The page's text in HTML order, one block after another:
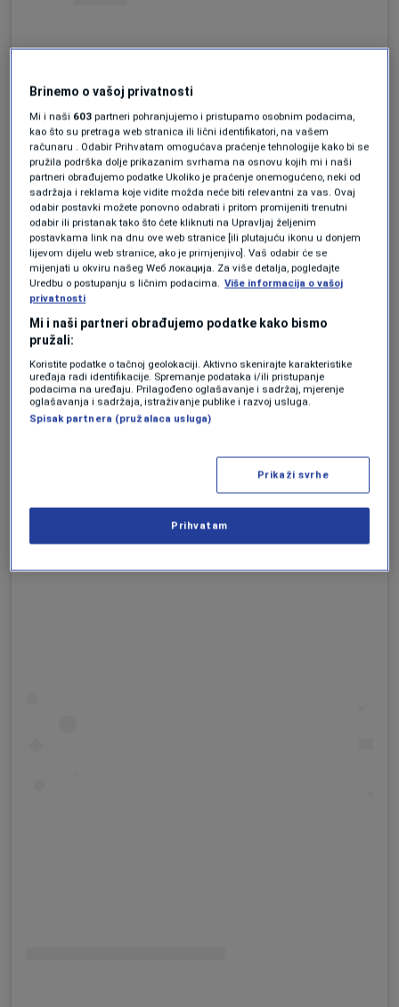
View this post on Instagram
Brinemo o vašoj privatnosti
Mi i naši 603 partneri pohranjujemo i pristupamo osobnim podacima,
kao što su pretraga web stranica ili lični identifikatori, na vašem
računaru . Odabir Prihvatam omogućava praćenje tehnologije kako bi se
pružila podrška dolje prikazanim svrhama na osnovu kojih mi i naši
partneri obrađujemo podatke Ukoliko je praćenje onemogućeno, neki od
sadržaja i reklama koje vidite možda neće biti relevantni za vas. Ovaj
odabir postavki možete ponovno odabrati i pritom promijeniti trenutni
odabir ili pristanak tako što ćete kliknuti na Upravljaj željenim
postavkama link na dnu ove web stranice [ili plutajuću ikonu u donjem
lijevom dijelu web stranice, ako je primjenjivo]. Vaš odabir će se
mijenjati u okviru našeg Wеб локација. Za više detalja, pogledajte
Uredbu o postupanju s ličnim podacima. Više informacija o vašoj
privatnosti
Mi i naši partneri obrađujemo podatke kako bismo
pružali:
Koristite podatke o tačnoj geolokaciji. Aktivno skenirajte karakteristike
uređaja radi identifikacije. Spremanje podataka i/ili pristupanje
podacima na uređaju. Prilagođeno oglašavanje i sadržaj, mjerenje
oglašavanja i sadržaja, istraživanje publike i razvoj usluga.
Spisak partnera (pružalaca usluga)
Prikaži svrhe
Prihvatam